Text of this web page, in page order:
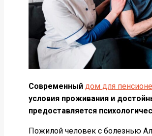
Современный дом для
условия проживания и
предоставляется
Пожилой человек с болезнью